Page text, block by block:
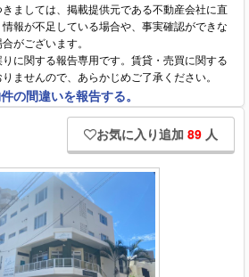
ましては、掲載提供元である不動産会社に直
報が不足している場合や、事実確認ができな
がございます。
に関する報告専用です。賃貸・売買に関する
ませんので、あらかじめご了承ください。
の間違いを報告する。
お気に入り追加 89 人